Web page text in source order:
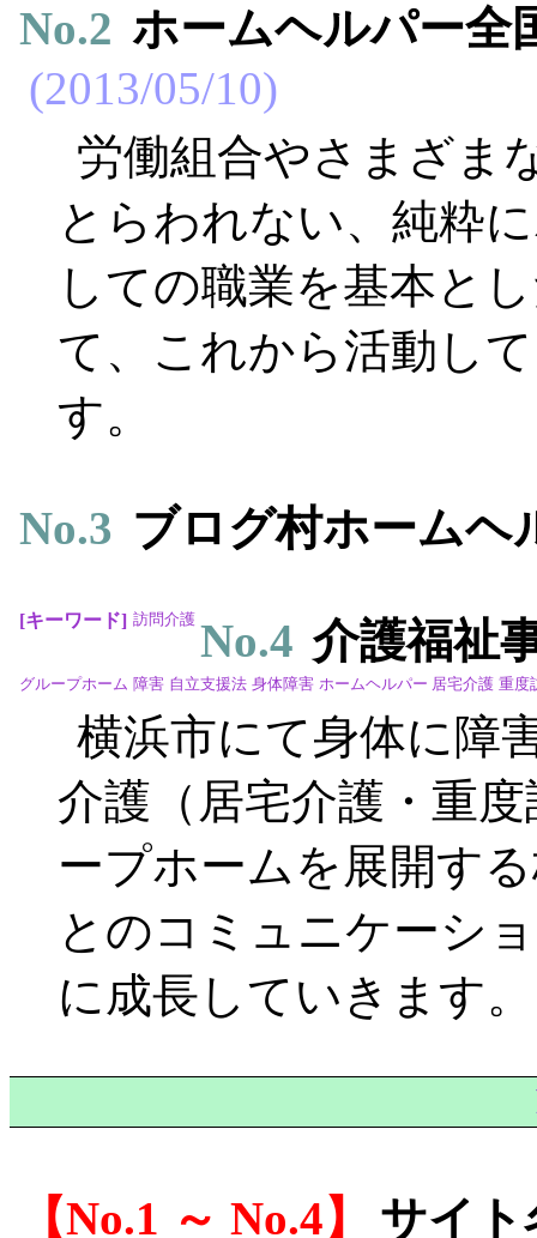
No.2 ホームヘルパー全
2013/05/10
労働組合やさまざま
とらわれない、純粋
しての職業を基本と
て、これから活動し
す。
No.3 ブログ村ホームヘ
No.4 介護福祉
キーワード 訪問介護
グループホーム 障害 自立支援法 身体障害 ホームヘルパー 居宅介護 重度
横浜市にて身体に障
介護（居宅介護・重
ープホームを展開す
とのコミュニケーシ
に成長していきます。
No.1 ～ No.4 サイト